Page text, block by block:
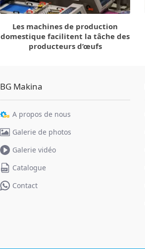
Les machines de production
domestique facilitent la tâche des
producteurs d’œufs
BG Makina
A propos de nous
Galerie de photos
Galerie vidéo
Catalogue
Contact